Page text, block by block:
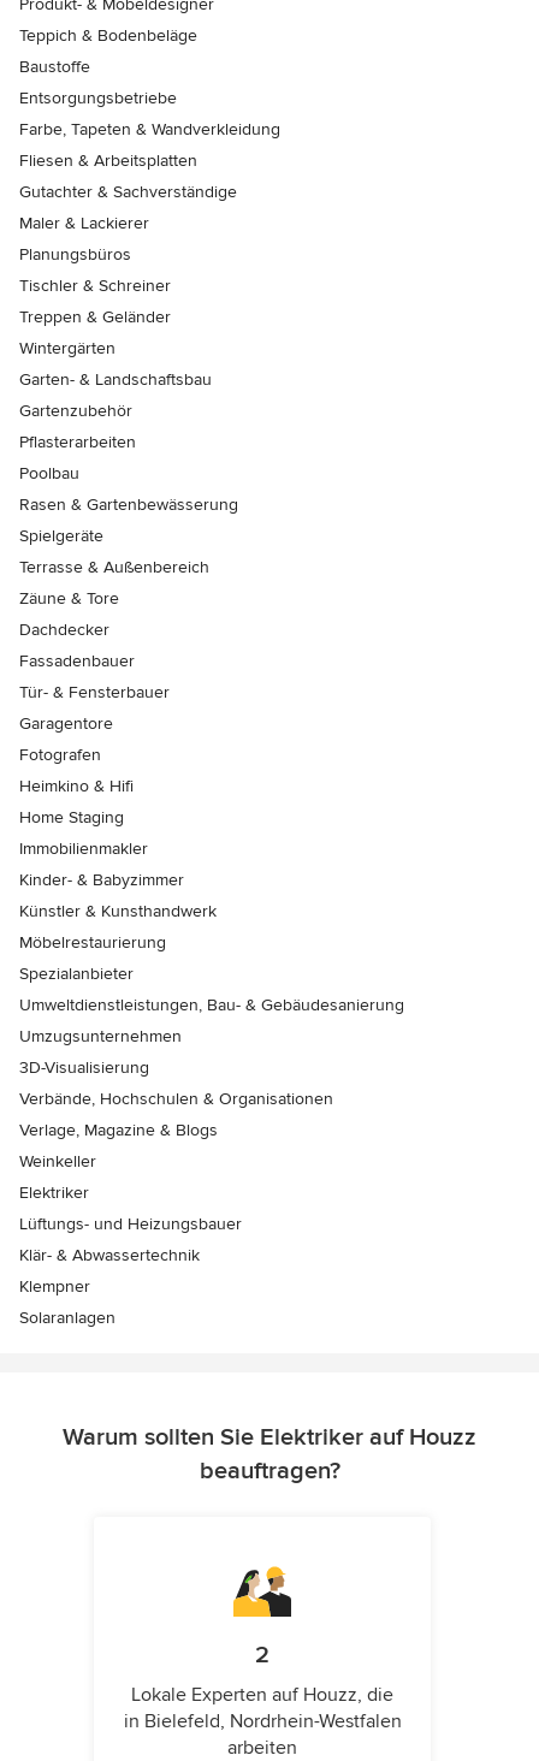
Produkt- & Möbeldesigner
Teppich & Bodenbeläge
Baustoffe
Entsorgungsbetriebe
Farbe, Tapeten & Wandverkleidung
Fliesen & Arbeitsplatten
Gutachter & Sachverständige
Maler & Lackierer
Planungsbüros
Tischler & Schreiner
Treppen & Geländer
Wintergärten
Garten- & Landschaftsbau
Gartenzubehör
Pflasterarbeiten
Poolbau
Rasen & Gartenbewässerung
Spielgeräte
Terrasse & Außenbereich
Zäune & Tore
Dachdecker
Fassadenbauer
Tür- & Fensterbauer
Garagentore
Fotografen
Heimkino & Hifi
Home Staging
Immobilienmakler
Kinder- & Babyzimmer
Künstler & Kunsthandwerk
Möbelrestaurierung
Spezialanbieter
Umweltdienstleistungen, Bau- & Gebäudesanierung
Umzugsunternehmen
3D-Visualisierung
Verbände, Hochschulen & Organisationen
Verlage, Magazine & Blogs
Weinkeller
Elektriker
Lüftungs- und Heizungsbauer
Klär- & Abwassertechnik
Klempner
Solaranlagen
Warum sollten Sie Elektriker auf Houzz
beauftragen?
2
Lokale Experten auf Houzz, die
in Bielefeld, Nordrhein-Westfalen
arbeiten